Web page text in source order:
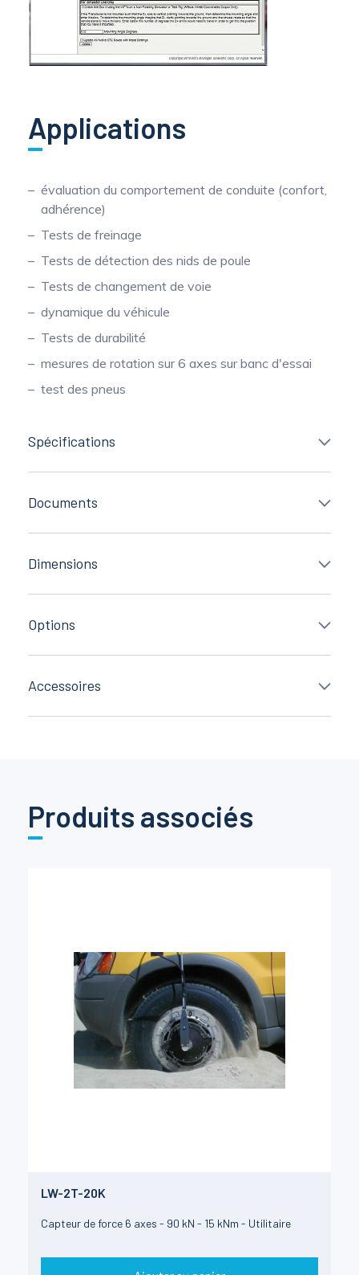
Applications
évaluation du comportement de conduite (confort,
adhérence)
Tests de freinage
Tests de détection des nids de poule
Tests de changement de voie
dynamique du véhicule
Tests de durabilité
mesures de rotation sur 6 axes sur banc d'essai
test des pneus
Spécifications
Documents
Dimensions
Options
Accessoires
Produits associés
LW-2T-20K
Capteur de force 6 axes - 90 kN - 15 kNm - Utilitaire